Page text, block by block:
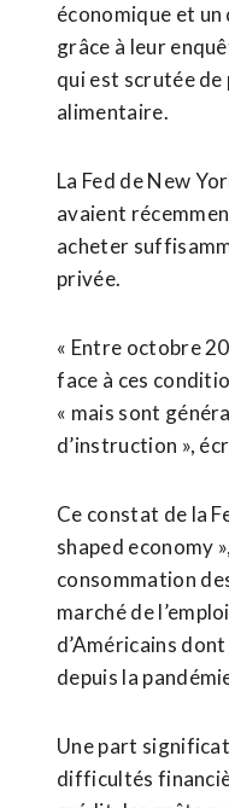
économique et
grâce à leur
qui est scrutée
alimentaire.
La Fed de New
avaient
acheter
privée.
« Entre octobre
⁠face ‌à ces
« mais sont
d’instruction »,
Ce constat de la
shaped economy
consommation
marché de
d’Américains
depuis la
Une part
difficultés